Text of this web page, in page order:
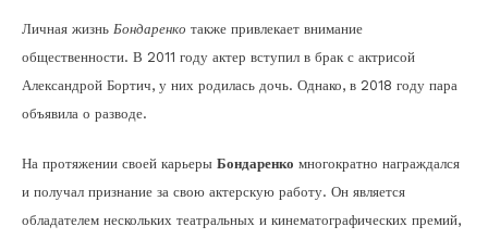
Личная жизнь Бондаренко также привлекает внимание
общественности. В 2011 году актер вступил в брак с актрисой
Александрой Бортич, у них родилась дочь. Однако, в 2018 году пара
объявила о разводе.
На протяжении своей карьеры Бондаренко многократно награждался
и получал признание за свою актерскую работу. Он является
обладателем нескольких театральных и кинематографических премий,